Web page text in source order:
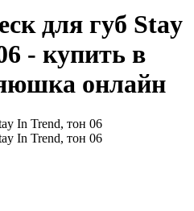
для губ Stay
- купить в
онлайн